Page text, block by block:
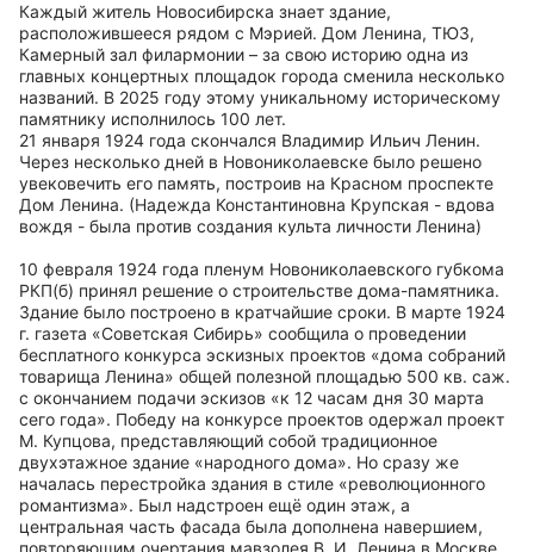
Каждый житель Новосибирска знает здание,
расположившееся рядом с Мэрией. Дом Ленина, ТЮЗ,
Камерный зал филармонии – за свою историю одна из
главных концертных площадок города сменила несколько
названий. В 2025 году этому уникальному историческому
памятнику исполнилось 100 лет.
21 января 1924 года скончался Владимир Ильич Ленин.
Через несколько дней в Новониколаевске было решено
увековечить его память, построив на Красном проспекте
Дом Ленина. (Надежда Константиновна Крупская - вдова
вождя - была против создания культа личности Ленина)
10 февраля 1924 года пленум Новониколаевского губкома
РКП(б) принял решение о строительстве дома-памятника.
Здание было построено в кратчайшие сроки. В марте 1924
г. газета «Советская Сибирь» сообщила о проведении
бесплатного конкурса эскизных проектов «дома собраний
товарища Ленина» общей полезной площадью 500 кв. саж.
с окончанием подачи эскизов «к 12 часам дня 30 марта
сего года». Победу на конкурсе проектов одержал проект
М. Купцова, представляющий собой традиционное
двухэтажное здание «народного дома». Но сразу же
началась перестройка здания в стиле «революционного
романтизма». Был надстроен ещё один этаж, а
центральная часть фасада была дополнена навершием,
повторяющим очертания мавзолея В. И. Ленина в Москве.